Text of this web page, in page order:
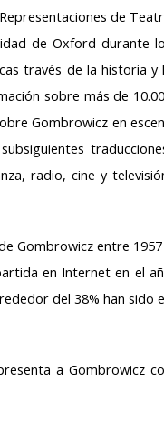
de
de Oxford durante
través de la historia y
sobre más de
Gombrowicz en
radio, cine y
Gombrowicz entre
en Internet en el
del 38% han sido
a Gombrowicz